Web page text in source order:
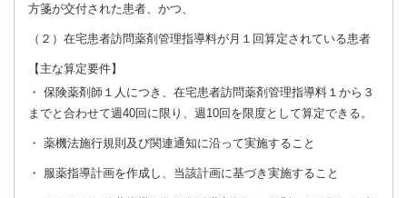
方箋が交付された患者、かつ、
（２）在宅患者訪問薬剤管理指導料が月１回算定されている患者
【主な算定要件】
・ 保険薬剤師１人につき、在宅患者訪問薬剤管理指導料１から３
までと合わせて週40回に限り、週10回を限度として算定できる。
・ 薬機法施行規則及び関連通知に沿って実施すること
・ 服薬指導計画を作成し、当該計画に基づき実施すること